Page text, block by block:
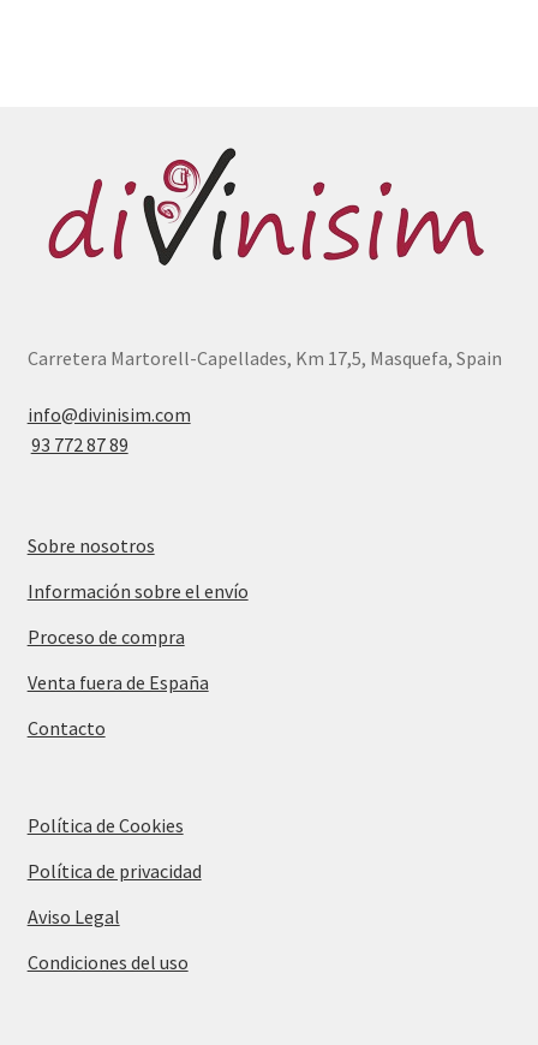
Carretera Martorell-Capellades, Km 17,5, Masquefa, Spain
info@divinisim.com
93 772 87 89
Sobre nosotros
Información sobre el envío
Proceso de compra
Venta fuera de España
Contacto
Política de Cookies
Política de privacidad
Aviso Legal
Condiciones del uso